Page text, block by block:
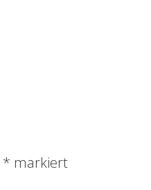
* markiert